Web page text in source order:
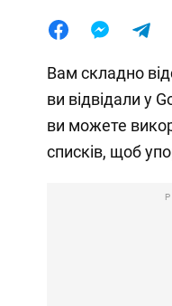
Вам складно
ви відвідали у
ви можете
списків, щоб